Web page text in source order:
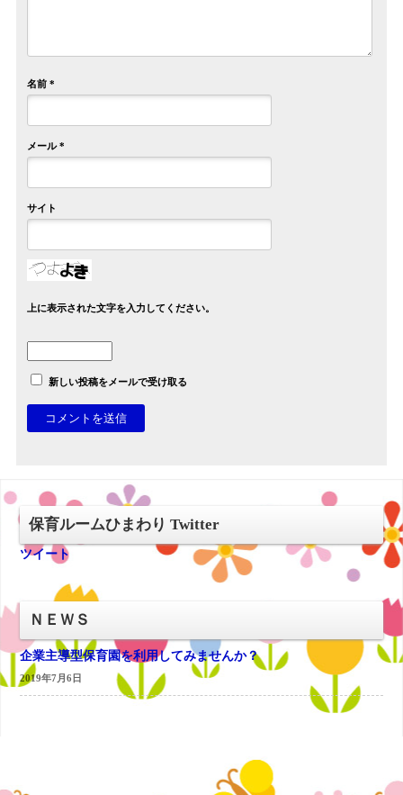
名前*
メール*
サイト
上に表示された文字を入力してください。
新しい投稿をメールで受け取る
保育ルームひまわり Twitter
ツイート
ＮＥＷＳ
企業主導型保育園を利用してみませんか？
2019年7月6日